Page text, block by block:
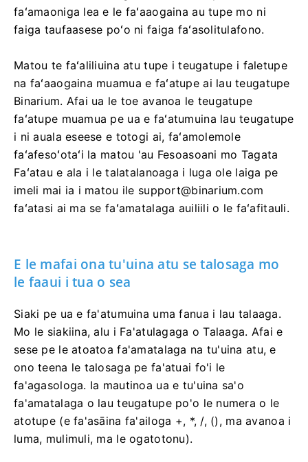
faʻamaoniga lea e le faʻaaogaina au tupe mo ni
faiga taufaasese poʻo ni faiga faʻasolitulafono.
Matou te faʻaliliuina atu tupe i teugatupe i faletupe
na faʻaaogaina muamua e faʻatupe ai lau teugatupe
Binarium. Afai ua le toe avanoa le teugatupe
faʻatupe muamua pe ua e faʻatumuina lau teugatupe
i ni auala eseese e totogi ai, faʻamolemole
faʻafesoʻotaʻi la matou 'au Fesoasoani mo Tagata
Faʻatau e ala i le talatalanoaga i luga ole laiga pe
imeli mai ia i matou ile support@binarium.com
faʻatasi ai ma se faʻamatalaga auiliili o le faʻafitauli.
E le mafai ona tu'uina atu se talosaga mo
le faaui i tua o sea
Siaki pe ua e fa'atumuina uma fanua i lau talaaga.
Mo le siakiina, alu i Fa'atulagaga o Talaaga. Afai e
sese pe le atoatoa fa'amatalaga na tu'uina atu, e
ono teena le talosaga pe fa'atuai fo'i le
fa'agasologa. Ia mautinoa ua e tu'uina sa'o
fa'amatalaga o lau teugatupe po'o le numera o le
atotupe (e fa'asāina fa'ailoga +, *, /, (), ma avanoa i
luma, mulimuli, ma le ogatotonu).